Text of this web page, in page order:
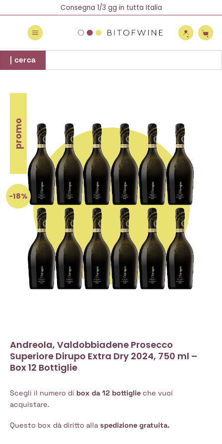
ai
contenuti
Spedizione Gratuita oltre 69 €
Consegna 1/3 gg in tutta Italia
Newsletter = 5% di Sconto!
| cerca
promo
-18%
Andreola, Valdobbiadene Prosecco
Superiore Dirupo Extra Dry 2024, 750 ml –
Box 12 Bottiglie
Scegli il numero di box da 12 bottiglieche vuoi
acquistare.
Questo box dà diritto alla spedizione gratuita.